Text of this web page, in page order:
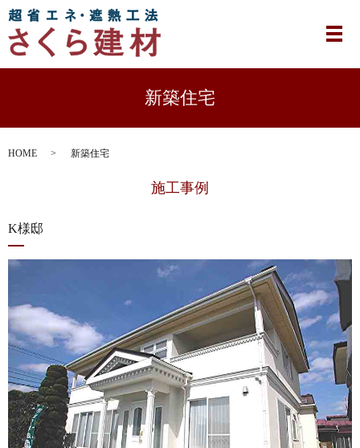
メ
新築住宅
HOME 新築住宅
施工事例
K様邸